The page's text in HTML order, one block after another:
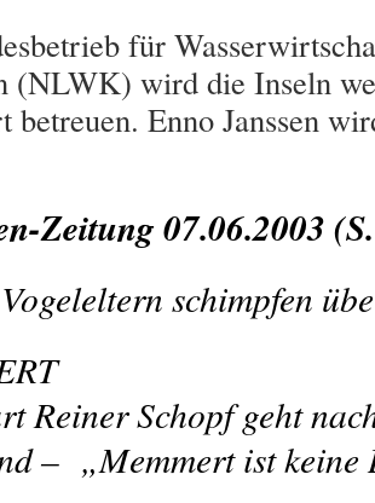
für
(NLWK) wird die Inseln
betreuen. Enno Janssen
Zeitung 07.06.2003
schimpfen
Reiner Schopf geht
– „Memmert ist